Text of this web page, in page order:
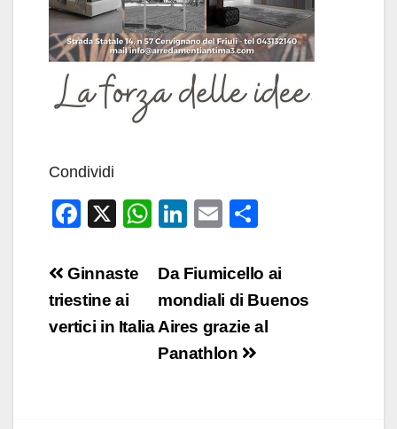
Condividi
F
c
e
b
X
W
at
s
A
p
Li
k
e
dI
n
E
ail n
di
vi
Navigazione
articoli
Da Fiumicello ai
mondiali di Buenos
Aires grazie al
Panathlon
Ginnaste
triestine ai
vertici in Italia